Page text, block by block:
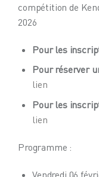
compétition de
2026
Pour les
Pour réserver
lien
Pour les
lien
Programme :
Vendredi 06